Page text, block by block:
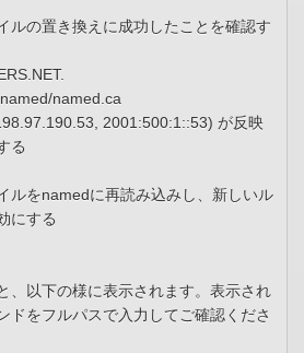
ルの置き換えに成功したことを確認す
named.ca
2001:500:1::53) が反映
る
ルをnamedに再読み込みし、新しいル
にする
、以下の様に表示されます。表示され
ドをフルパスで入力してご確認くださ